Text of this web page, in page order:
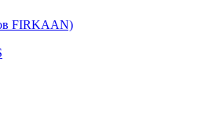
FIRKAAN)